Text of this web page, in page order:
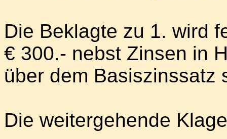
Die Beklagte zu 1. wird
€ 300.- nebst Zinsen in
über dem Basiszinssatz
Die weitergehende